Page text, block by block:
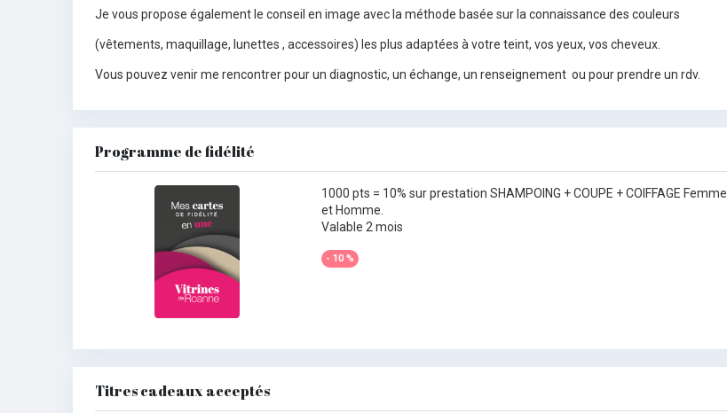
Je vous propose également le conseil en image avec la méthode basée sur la connaissance des couleurs
(vêtements, maquillage, lunettes , accessoires) les plus adaptées à votre teint, vos yeux, vos cheveux.
Vous pouvez venir me rencontrer pour un diagnostic, un échange, un renseignement ou pour prendre un rdv.
Programme de fidélité
1000 pts = 10% sur prestation SHAMPOING + COUPE + COIFFAGE Femme
et Homme.
Valable 2 mois
- 10 %
Titres cadeaux acceptés